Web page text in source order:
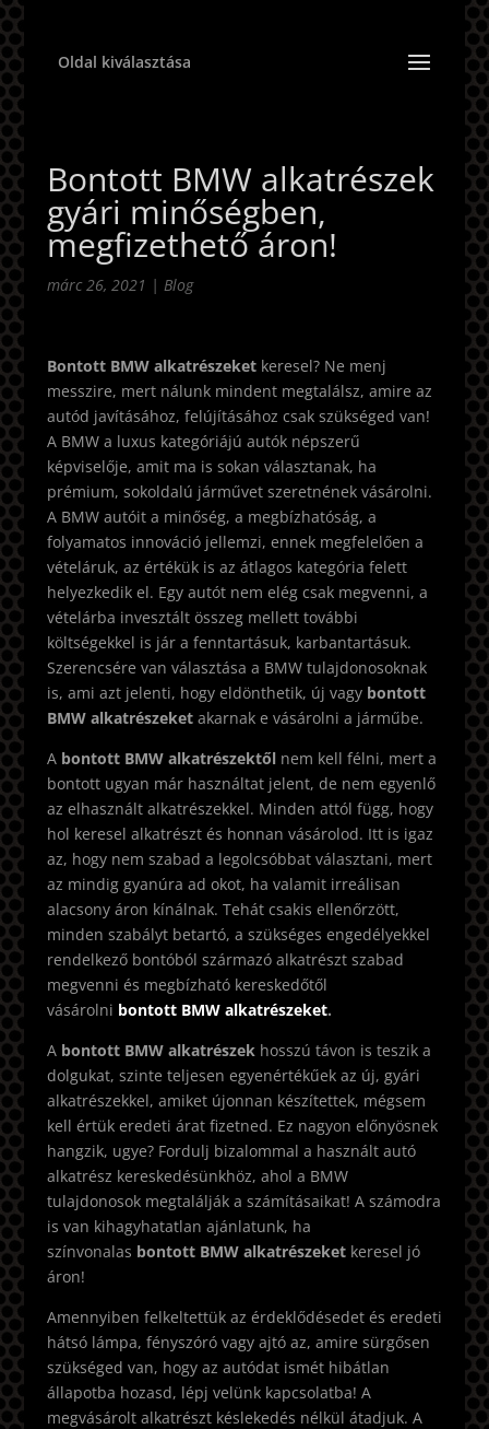
Oldal kiválasztása
Bontott BMW alkatrészek
gyári minőségben,
megfizethető áron!
márc 26, 2021 | Blog
Bontott BMW alkatrészeketkeresel? Ne menj
messzire, mert nálunk mindent megtalálsz, amire az
autód javításához, felújításához csak szükséged van!
A BMW a luxus kategóriájú autók népszerű
képviselője, amit ma is sokan választanak, ha
prémium, sokoldalú járművet szeretnének vásárolni.
A BMW autóit a minőség, a megbízhatóság, a
folyamatos innováció jellemzi, ennek megfelelően a
vételáruk, az értékük is az átlagos kategória felett
helyezkedik el. Egy autót nem elég csak megvenni, a
vételárba invesztált összeg mellett további
költségekkel is jár a fenntartásuk, karbantartásuk.
Szerencsére van választása a BMW tulajdonosoknak
is, ami azt jelenti, hogy eldönthetik, új vagy bontott
BMW alkatrészeketakarnak e vásárolni a járműbe.
A bontott BMW alkatrészektőlnem kell félni, mert a
bontott ugyan már használtat jelent, de nem egyenlő
az elhasznált alkatrészekkel. Minden attól függ, hogy
hol keresel alkatrészt és honnan vásárolod. Itt is igaz
az, hogy nem szabad a legolcsóbbat választani, mert
az mindig gyanúra ad okot, ha valamit irreálisan
alacsony áron kínálnak. Tehát csakis ellenőrzött,
minden szabályt betartó, a szükséges engedélyekkel
rendelkező bontóból származó alkatrészt szabad
megvenni és megbízható kereskedőtől
vásárolni bontott BMW alkatrészeket.
A bontott BMW alkatrészekhosszú távon is teszik a
dolgukat, szinte teljesen egyenértékűek az új, gyári
alkatrészekkel, amiket újonnan készítettek, mégsem
kell értük eredeti árat fizetned. Ez nagyon előnyösnek
hangzik, ugye? Fordulj bizalommal a használt autó
alkatrész kereskedésünkhöz, ahol a BMW
tulajdonosok megtalálják a számításaikat! A számodra
is van kihagyhatatlan ajánlatunk, ha
színvonalas bontott BMW alkatrészeketkeresel jó
áron!
Amennyiben felkeltettük az érdeklődésedet és eredeti
hátsó lámpa, fényszóró vagy ajtó az, amire sürgősen
szükséged van, hogy az autódat ismét hibátlan
állapotba hozasd, lépj velünk kapcsolatba! A
megvásárolt alkatrészt késlekedés nélkül átadjuk. A